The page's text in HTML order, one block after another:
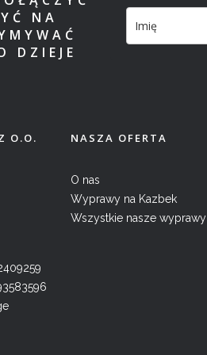
NA
DZIEJE
O.O. NASZA OFERTA
O nas
Wyprawy na Kazbek
Wszystkie nasze wyprawy